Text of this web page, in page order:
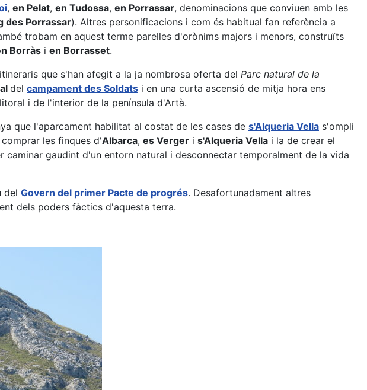
, en Pelat, en Tudossa, en Porrassar, denominacions que conviuen amb les
des Porrassar). Altres personificacions i com és habitual fan referència a
trobam en aquest terme parelles d'orònims majors i menors, construïts
Borràs i en Borrasset.
que s'han afegit a la ja nombrosa oferta del Parc natural de la
del campament des Soldats i en una curta ascensió de mitja hora ens
i de l'interior de la península d'Artà.
que l'aparcament habilitat al costat de les cases de s'Alqueria Vella s'ompli
les finques d'Albarca, es Verger i s'Alqueria Vella i la de crear el
gaudint d'un entorn natural i desconnectar temporalment de la vida
del Govern del primer Pacte de progrés. Desafortunadament altres
dels poders fàctics d'aquesta terra.